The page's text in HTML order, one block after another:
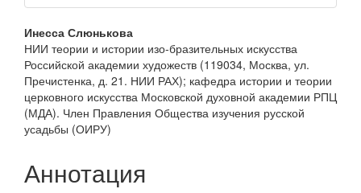
Основное
содержимое
статьи
Инесса Слюнькова
НИИ теории и истории изо-бразительных искусства
Российской академии художеств (119034, Москва, ул.
Пречистенка, д. 21. НИИ РАХ); кафедра истории и теории
церковного искусства Московской духовной академии РПЦ
(МДА). Член Правления Общества изучения русской
усадьбы (ОИРУ)
Аннотация